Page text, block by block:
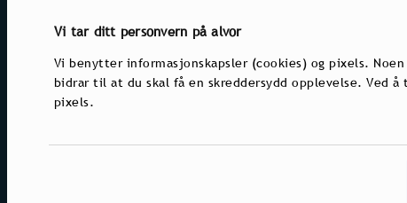
Vi tar ditt personvern på alvor
Vi benytter informasjonskapsler (cookies) og pixels.
bidrar til at du skal få en skreddersydd opplevelse. Ved
pixels.